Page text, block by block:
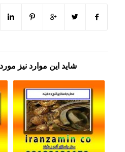
شاید این موارد نیز